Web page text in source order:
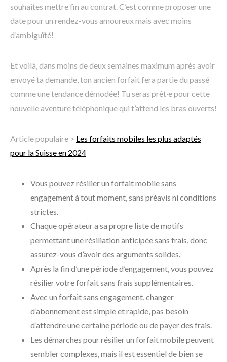
souhaites mettre fin au contrat. C’est comme proposer une
date pour un rendez-vous amoureux mais avec moins
d’ambiguïté!
Et voilà, dans moins de deux semaines maximum après avoir
envoyé ta demande, ton ancien forfait fera partie du passé
comme une tendance démodée! Tu seras prêt·e pour cette
nouvelle aventure téléphonique qui t’attend les bras ouverts!
Article populaire > Les forfaits mobiles les plus adaptés
pour la Suisse en 2024
Vous pouvez résilier un forfait mobile sans
engagement à tout moment, sans préavis ni conditions
strictes.
Chaque opérateur a sa propre liste de motifs
permettant une résiliation anticipée sans frais, donc
assurez-vous d’avoir des arguments solides.
Après la fin d’une période d’engagement, vous pouvez
résilier votre forfait sans frais supplémentaires.
Avec un forfait sans engagement, changer
d’abonnement est simple et rapide, pas besoin
d’attendre une certaine période ou de payer des frais.
Les démarches pour résilier un forfait mobile peuvent
sembler complexes, mais il est essentiel de bien se